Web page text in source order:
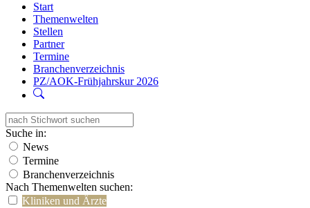
Start
Themenwelten
Stellen
Partner
Termine
Branchenverzeichnis
PZ/AOK-Frühjahrskur 2026
Suche in:
News
Termine
Branchenverzeichnis
Nach Themenwelten suchen:
Kliniken und Ärzte